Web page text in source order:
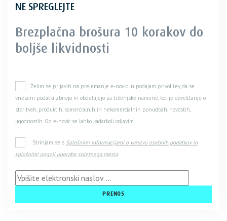
NE SPREGLEJTE
Brezplačna brošura 10 korakov do
boljše likvidnosti
Želim se prijaviti na prejemanje e-novic in podajam privolitev, da se
vneseni podatki zbirajo in obdelujejo za trženjske namene, kot je obveščanje o
storitvah, produktih, komercialnih in nekomercialnih ponudbah, novostih,
ugodnostih. Od e-novic se lahko kadarkoli odjavim.
Strinjam se s Splošnimi informacijami o varstvu osebnih podatkov in
splošnimi pogoji uporabe spletnega mesta.